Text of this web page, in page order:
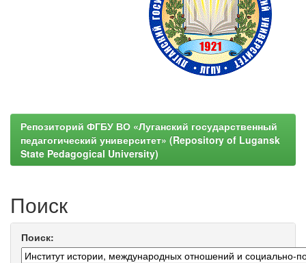
Репозиторий ФГБУ ВО «Луганский государственный
педагогический университет» (Repository of Lugansk
State Pedagogical University)
Поиск
Поиск: